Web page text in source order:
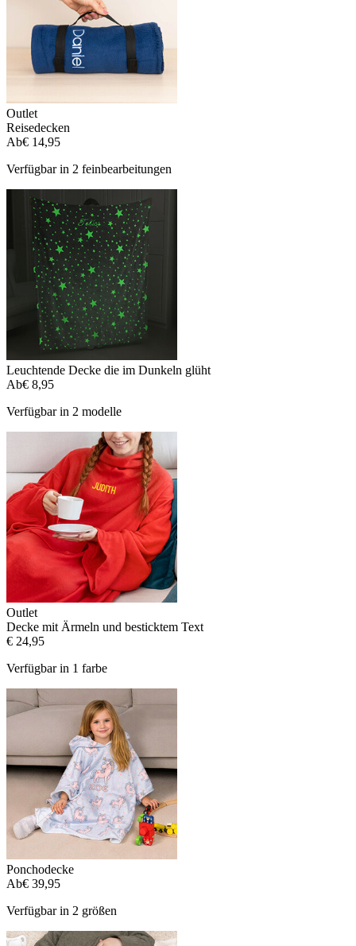
Outlet
Reisedecken
Ab€ 14,95
Verfügbar in 2 feinbearbeitungen
Leuchtende Decke die im Dunkeln glüht
Ab€ 8,95
Verfügbar in 2 modelle
Outlet
Decke mit Ärmeln und besticktem Text
€ 24,95
Verfügbar in 1 farbe
Ponchodecke
Ab€ 39,95
Verfügbar in 2 größen